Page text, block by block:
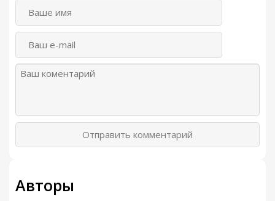
Отправить комментарий
Авторы